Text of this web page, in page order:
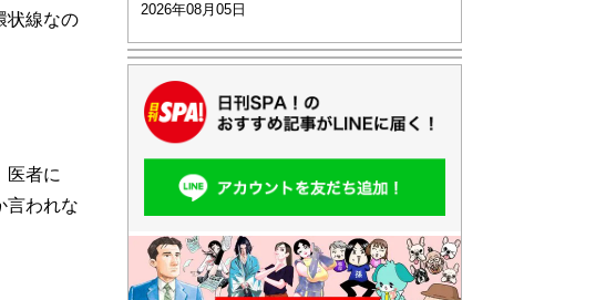
状線なの
医者に
言われな
2026年08月05日